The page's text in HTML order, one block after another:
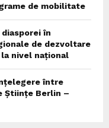
de mobilitate
în
de dezvoltare
nivel național
între
Științe Berlin –